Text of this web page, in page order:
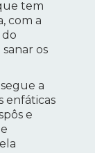
tem
com a
os
a
enfáticas
e